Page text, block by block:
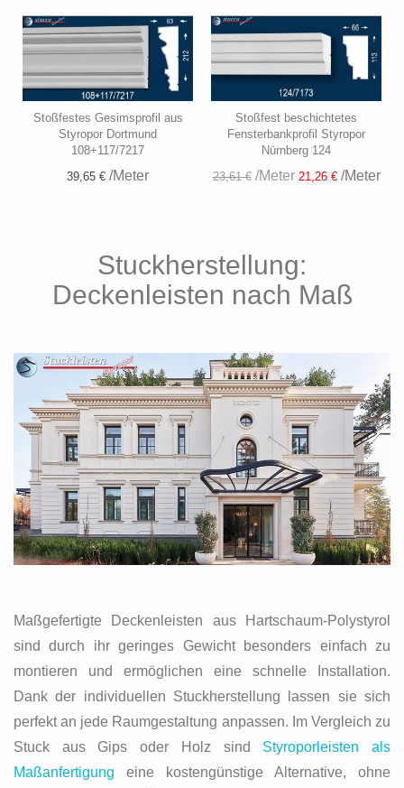
Stoßfestes Gesimsprofil aus
Styropor Dortmund
108+117/7217
39,65 € /Meter
Stoßfest beschichtetes
Fensterbankprofil Styropor
Nürnberg 124
23,61 €/Meter 21,26 €/Meter
Stuckherstellung:
Deckenleisten nach Maß
Maßgefertigte Deckenleisten aus Hartschaum-Polystyrol
sind durch ihr geringes Gewicht besonders einfach zu
montieren und ermöglichen eine schnelle Installation.
Dank der individuellen Stuckherstellung lassen sie sich
perfekt an jede Raumgestaltung anpassen. Im Vergleich zu
Stuck aus Gips oder Holz sind Styroporleisten als
Maßanfertigung eine kostengünstige Alternative, ohne